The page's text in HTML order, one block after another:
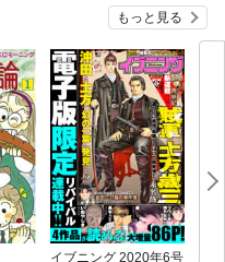
もっと見る
イブニング 2020年6号